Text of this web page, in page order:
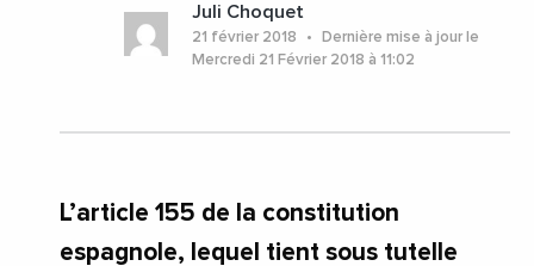
#Catalogne
Juli Choquet
21 février 2018
Dernière mise à jour le
Mercredi 21 Février 2018 à 11:02
L’article 155 de la constitution
espagnole, lequel tient sous tutelle